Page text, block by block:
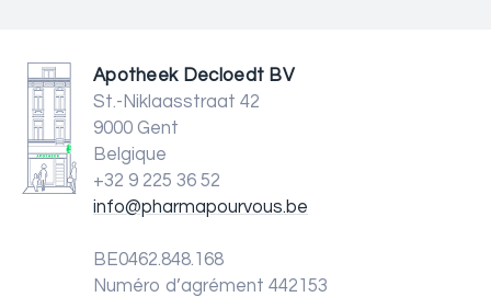
Apotheek Decloedt BV
St.-Niklaasstraat 42
9000 Gent
Belgique
+32 9 225 36 52
info@pharmapourvous.be
BE0462.848.168
Numéro d’agrément 442153